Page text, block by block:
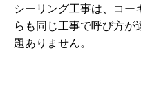
シーリング工事は、コー
らも同じ工事で呼び方が
題ありません。